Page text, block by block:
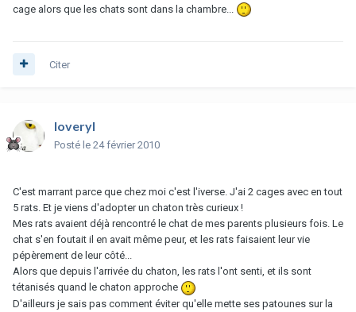
cage alors que les chats sont dans la chambre...
Citer
loveryl
Posté le 24 février 2010
C'est marrant parce que chez moi c'est l'iverse. J'ai 2 cages avec en tout
5 rats. Et je viens d'adopter un chaton très curieux !
Mes rats avaient déjà rencontré le chat de mes parents plusieurs fois. Le
chat s'en foutait il en avait même peur, et les rats faisaient leur vie
pépèrement de leur côté...
Alors que depuis l'arrivée du chaton, les rats l'ont senti, et ils sont
tétanisés quand le chaton approche
D'ailleurs je sais pas comment éviter qu'elle mette ses patounes sur la